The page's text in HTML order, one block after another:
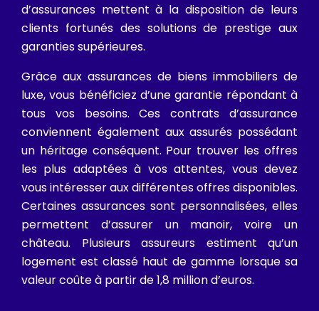
d’assurances mettent à la disposition de leurs
clients fortunés des solutions de prestige aux
garanties supérieures.
Grâce aux assurances de biens immobiliers de
luxe, vous bénéficiez d’une garantie répondant à
tous vos besoins. Ces contrats d’assurance
conviennent également aux assurés possédant
un héritage conséquent. Pour trouver les offres
les plus adaptées à vos attentes, vous devez
vous intéresser aux différentes offres disponibles.
Certaines assurances sont personnalisées, elles
permettent d’assurer un manoir, voire un
château. Plusieurs assureurs estiment qu’un
logement est classé haut de gamme lorsque sa
valeur coûte à partir de 1,8 million d’euros.